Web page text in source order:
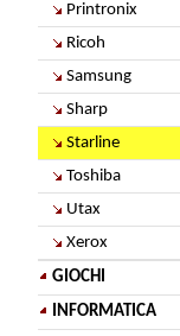
Printronix
Ricoh
Samsung
Sharp
Starline
Toshiba
Utax
Xerox
GIOCHI
INFORMATICA